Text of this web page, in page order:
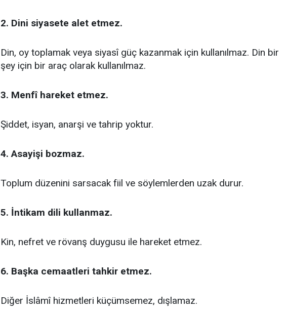
2. Dini siyasete alet etmez.
Din, oy toplamak veya siyasî güç kazanmak için kullanılmaz. Din bir
şey için bir araç olarak kullanılmaz.
3. Menfî hareket etmez.
Şiddet, isyan, anarşi ve tahrip yoktur.
4. Asayişi bozmaz.
Toplum düzenini sarsacak fiil ve söylemlerden uzak durur.
5. İntikam dili kullanmaz.
Kin, nefret ve rövanş duygusu ile hareket etmez.
6. Başka cemaatleri tahkir etmez.
Diğer İslâmî hizmetleri küçümsemez, dışlamaz.